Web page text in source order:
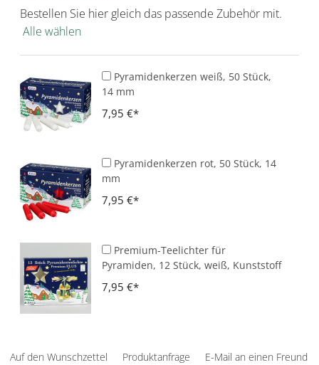
Bestellen Sie hier gleich das passende Zubehör mit.
Alle wählen
Pyramidenkerzen weiß, 50 Stück,
14 mm
7,95 €
Pyramidenkerzen rot, 50 Stück, 14
mm
7,95 €
Premium-Teelichter für
Pyramiden, 12 Stück, weiß, Kunststoff
7,95 €
Auf den Wunschzettel Produktanfrage E-Mail an einen Freund